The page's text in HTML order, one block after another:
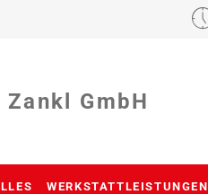
GmbH
WERKSTATTLEISTUNGEN